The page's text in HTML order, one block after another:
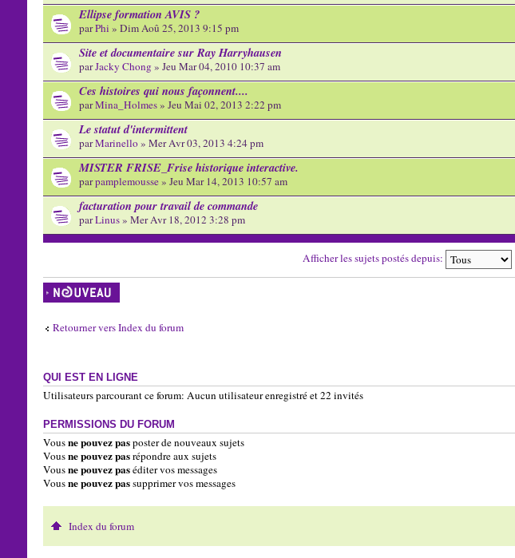
Ellipse formation AVIS ?
parPhi » Dim Aoû 25, 2013 9:15 pm
Site et documentaire sur Ray Harryhausen
parJacky Chong » Jeu Mar 04, 2010 10:37 am
Ces histoires qui nous façonnent....
parMina_Holmes» Jeu Mai 02, 2013 2:22 pm
Le statut d'intermittent
parMarinello» Mer Avr 03, 2013 4:24 pm
MISTER FRISE_Frise historique interactive.
parpamplemousse» Jeu Mar 14, 2013 10:57 am
facturation pour travail de commande
parLinus» Mer Avr 18, 2012 3:28 pm
Afficher les sujets postés depuis:
Écrire un nouveau
sujet
Retourner vers Index du forum
QUI EST EN LIGNE
Utilisateurs parcourant ce forum: Aucun utilisateur enregistré et 22 invités
PERMISSIONS DU FORUM
Vousne pouvez pasposter de nouveaux sujets
Vousne pouvez pasrépondre aux sujets
Vousne pouvez paséditer vos messages
Vousne pouvez passupprimer vos messages
Index du forum